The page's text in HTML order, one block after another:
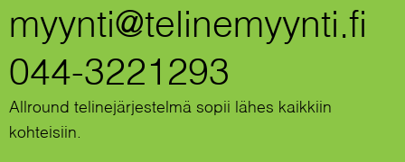
myynti@telinemyynti.fi
044-3221293
Allround telinejärjestelmä sopii lähes kaikkiin
kohteisiin.